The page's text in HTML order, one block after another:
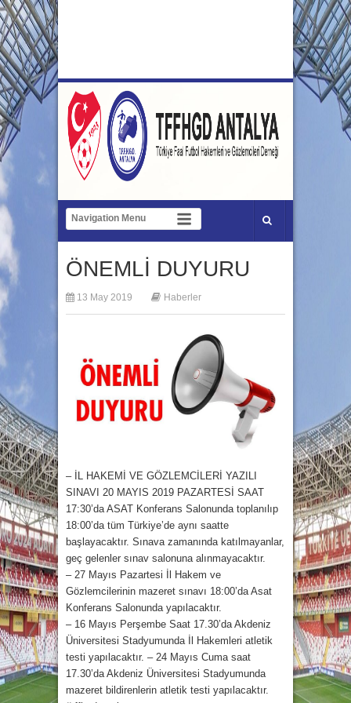
ÖNEMLİ DUYURU
13 May 2019 Haberler
– İL HAKEMİ VE GÖZLEMCİLERİ YAZILI
SINAVI 20 MAYIS 2019 PAZARTESİ SAAT
17:30’da ASAT Konferans Salonunda toplanılıp
18:00’da tüm Türkiye’de aynı saatte
başlayacaktır. Sınava zamanında katılmayanlar,
geç gelenler sınav salonuna alınmayacaktır.
– 27 Mayıs Pazartesi İl Hakem ve
Gözlemcilerinin mazeret sınavı 18:00’da Asat
Konferans Salonunda yapılacaktır.
– 16 Mayıs Perşembe Saat 17.30’da Akdeniz
Üniversitesi Stadyumunda İl Hakemleri atletik
testi yapılacaktır. – 24 Mayıs Cuma saat
17.30’da Akdeniz Üniversitesi Stadyumunda
mazeret bildirenlerin atletik testi yapılacaktır.